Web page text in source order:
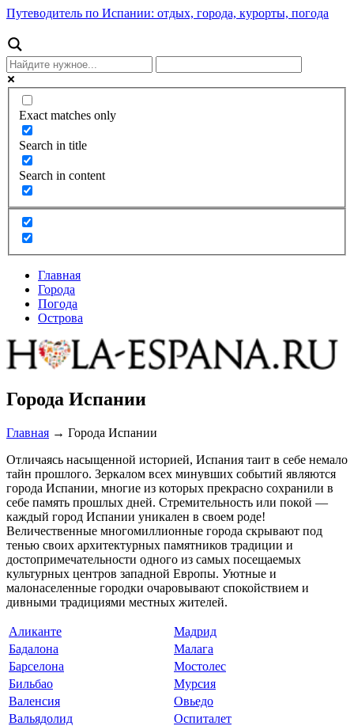
Путеводитель по Испании: отдых, города, курорты, погода
Exact matches only
Search in title
Search in content
Главная
Города
Погода
Острова
Города Испании
Главная → Города Испании
Отличаясь насыщенной историей, Испания таит в себе немало
тайн прошлого. Зеркалом всех минувших событий являются
города Испании, многие из которых прекрасно сохранили в
себе память прошлых дней. Стремительность или покой —
каждый город Испании уникален в своем роде!
Величественные многомиллионные города скрывают под
тенью своих архитектурных памятников традиции и
достопримечательности одного из самых посещаемых
культурных центров западной Европы. Уютные и
малонаселенные городки очаровывают спокойствием и
дивными традициями местных жителей.
Аликанте
Мадрид
Бадалона
Малага
Барселона
Мостолес
Бильбао
Мурсия
Валенсия
Овьедо
Вальядолид
Оспиталет